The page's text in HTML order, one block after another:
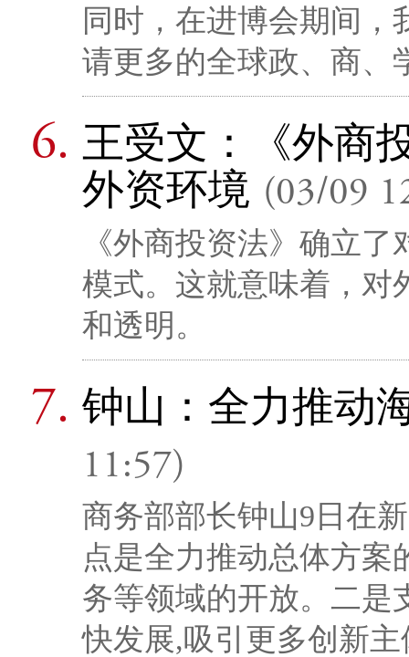
同时，在进博会期间
请更多的全球政、商、
王受文：《外商
外资环境 (03/09
《外商投资法》确立
模式。这就意味着，对
和透明。
钟山：全力推动
11:57)
商务部部长钟山9日在
点是全力推动总体方案
务等领域的开放。二是
快发展,吸引更多创新